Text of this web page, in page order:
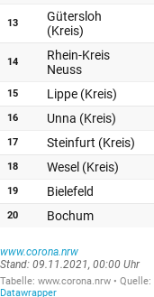
13
Gütersloh
(Kreis)
14
Rhein-Kreis
Neuss
15 Lippe (Kreis)
16 Unna (Kreis)
17 Steinfurt (Kreis)
18 Wesel (Kreis)
19 Bielefeld
20 Bochum
www.corona.nrw
Stand: 09.11.2021, 00:00 Uhr
Tabelle: www.corona.nrw Quelle:
Datawrapper